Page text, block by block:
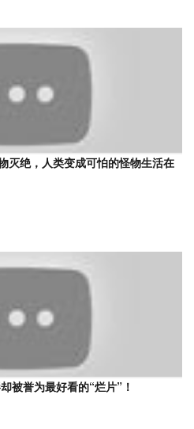
灭绝，人类变成可怕的怪物生活在
被誉为最好看的“烂片”！